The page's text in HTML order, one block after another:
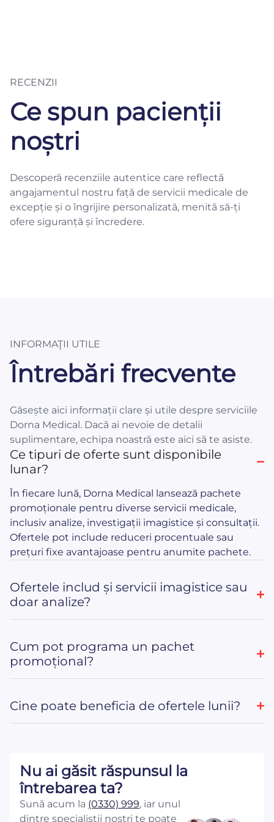
RECENZII
Ce spun pacienții
noștri
Descoperă recenziile autentice care reflectă
angajamentul nostru față de servicii medicale de
excepție și o îngrijire personalizată, menită să-ți
ofere siguranță și încredere.
INFORMAŢII UTILE
Întrebări frecvente
Găsește aici informații clare și utile despre serviciile
Dorna Medical. Dacă ai nevoie de detalii
suplimentare, echipa noastră este aici să te asiste.
Ce tipuri de oferte sunt disponibile
lunar?
În fiecare lună, Dorna Medical lansează pachete
promoționale pentru diverse servicii medicale,
inclusiv analize, investigații imagistice și consultații.
Ofertele pot include reduceri procentuale sau
prețuri fixe avantajoase pentru anumite pachete.
Ofertele includ și servicii imagistice sau
doar analize?
Cum pot programa un pachet
promoțional?
Cine poate beneficia de ofertele lunii?
Nu ai găsit răspunsul la
întrebarea ta?
Sună acum la (0330) 999, iar unul
dintre specialiștii noștri te poate